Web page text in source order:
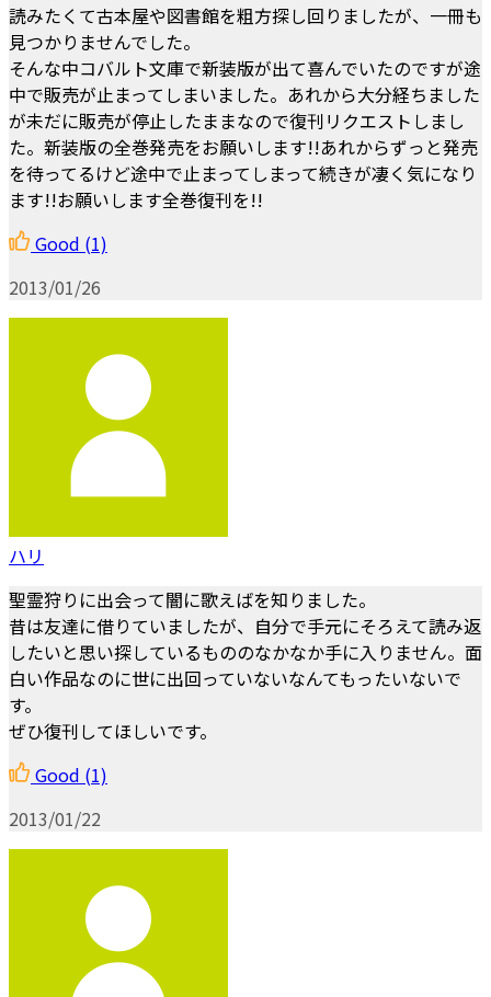
読みたくて古本屋や図書館を粗方探し回りましたが、一冊も
見つかりませんでした。
そんな中コバルト文庫で新装版が出て喜んでいたのですが途
中で販売が止まってしまいました。あれから大分経ちました
が未だに販売が停止したままなので復刊リクエストしまし
た。新装版の全巻発売をお願いします!!あれからずっと発売
を待ってるけど途中で止まってしまって続きが凄く気になり
ます!!お願いします全巻復刊を!!
Good (1)
2013/01/26
ハリ
聖霊狩りに出会って闇に歌えばを知りました。
昔は友達に借りていましたが、自分で手元にそろえて読み返
したいと思い探しているもののなかなか手に入りません。面
白い作品なのに世に出回っていないなんてもったいないで
す。
ぜひ復刊してほしいです。
Good (1)
2013/01/22